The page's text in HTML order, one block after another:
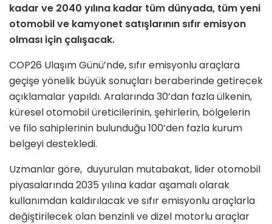
kadar ve 2040 yılına kadar tüm dünyada, tüm yeni
otomobil ve kamyonet satışlarının sıfır emisyon
olması için çalışacak.
COP26 Ulaşım Günü’nde, sıfır emisyonlu araçlara
geçişe yönelik büyük sonuçları beraberinde getirecek
açıklamalar yapıldı. Aralarında 30’dan fazla ülkenin,
küresel otomobil üreticilerinin, şehirlerin, bölgelerin
ve filo sahiplerinin bulunduğu 100’den fazla kurum
belgeyi destekledi.
Uzmanlar göre, duyurulan mutabakat, lider otomobil
piyasalarında 2035 yılına kadar aşamalı olarak
kullanımdan kaldırılacak ve sıfır emisyonlu araçlarla
değiştirilecek olan benzinli ve dizel motorlu araçlar